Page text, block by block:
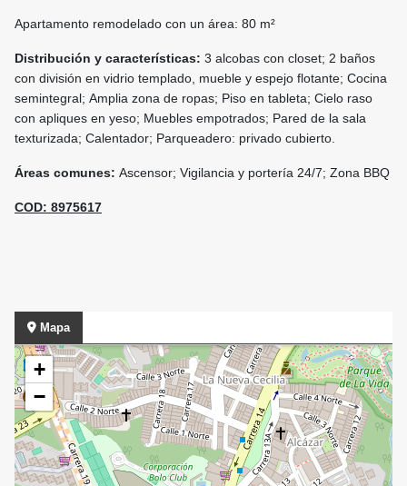
Apartamento remodelado con un área: 80 m²
Distribución y características: 3 alcobas con closet; 2 baños
con división en vidrio templado, mueble y espejo flotante; Cocina
semintegral; Amplia zona de ropas; Piso en tableta; Cielo raso
con apliques en yeso; Muebles empotrados; Pared de la sala
texturizada; Calentador; Parqueadero: privado cubierto.
Áreas comunes: Ascensor; Vigilancia y portería 24/7; Zona BBQ
COD: 8975617
Mapa
+
−